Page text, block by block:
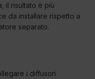
il risultato è più
da installare rispetto a
separato.
i diffusori